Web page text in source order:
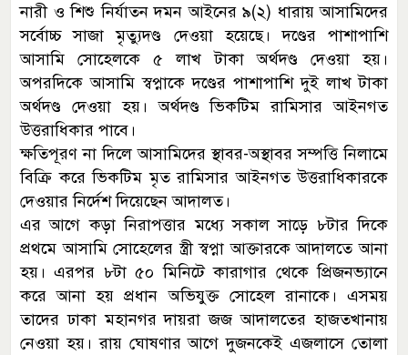
নারী ও শিশু নির্যাতন দমন আইনের ৯(২) ধারায় আসামিদের
সর্বোচ্চ সাজা মৃত্যুদণ্ড দেওয়া হয়েছে। দণ্ডের পাশাপাশি
আসামি সোহেলকে ৫ লাখ টাকা অর্থদণ্ড দেওয়া হয়।
অপরদিকে আসামি স্বপ্নাকে দণ্ডের পাশাপাশি দুই লাখ টাকা
অর্থদণ্ড দেওয়া হয়। অর্থদণ্ড ভিকটিম রামিসার আইনগত
উত্তরাধিকার পাবে।
ক্ষতিপূরণ না দিলে আসামিদের স্থাবর-অস্থাবর সম্পত্তি নিলামে
বিক্রি করে ভিকটিম মৃত রামিসার আইনগত উত্তরাধিকারকে
দেওয়ার নির্দেশ দিয়েছেন আদালত।
এর আগে কড়া নিরাপত্তার মধ্যে সকাল সাড়ে ৮টার দিকে
প্রথমে আসামি সোহেলের স্ত্রী স্বপ্না আক্তারকে আদালতে আনা
হয়। এরপর ৮টা ৫০ মিনিটে কারাগার থেকে প্রিজনভ্যানে
করে আনা হয় প্রধান অভিযুক্ত সোহেল রানাকে। এসময়
তাদের ঢাকা মহানগর দায়রা জজ আদালতের হাজতখানায়
নেওয়া হয়। রায় ঘোষণার আগে দুজনকেই এজলাসে তোলা